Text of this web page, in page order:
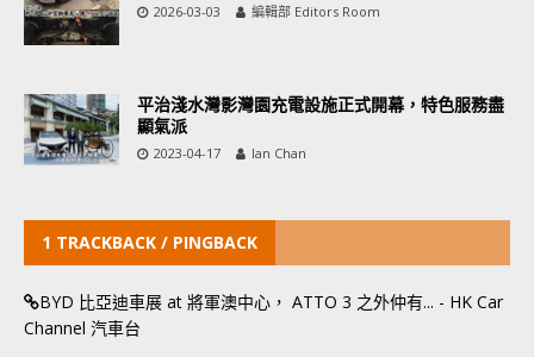
2026-03-03 編輯部 Editors Room
平治淺水灣影灣園充電設施正式開幕，特色服務盡
顯氣派
2023-04-17 Ian Chan
1 TRACKBACK / PINGBACK
BYD 比亞迪車展 at 將軍澳中心， ATTO 3 之外仲有... - HK Car
Channel 汽車台